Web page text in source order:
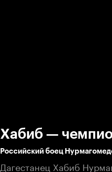
Хабиб —
Российский боец
Дагестанец Хабиб